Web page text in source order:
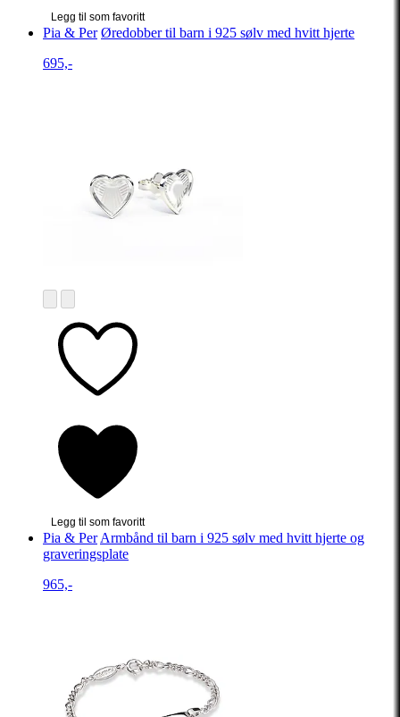
Legg til som favoritt
Pia & Per Øredobber til barn i 925 sølv med hvitt hjerte
695,-
Legg til som favoritt
Pia & Per Armbånd til barn i 925 sølv med hvitt hjerte og
graveringsplate
965,-